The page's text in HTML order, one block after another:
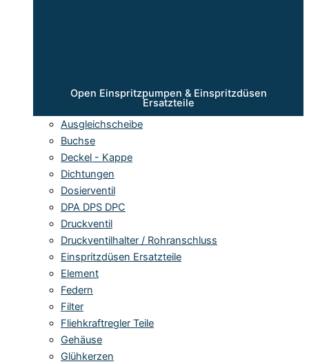
Open Einspritzpumpen & Einspritzdüsen
Ersatzteile
Ausgleichscheibe
Buchse
Deckel - Kappe
Dichtungen
Dosierventil
DPA DPS DPC
Druckventil
Druckventilhalter / Rohranschluss
Einspritzdüsen Ersatzteile
Element
Federn
Filter
Fliehkraftregler Teile
Gehäuse
Glühkerzen